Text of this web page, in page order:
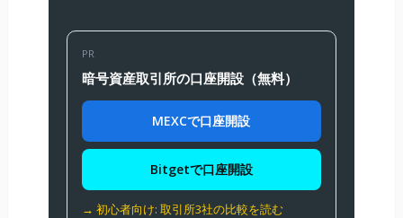
PR
暗号資産取引所の口座開設（無料）
MEXCで口座開設
Bitgetで口座開設
→ 初心者向け: 取引所3社の比較を読む